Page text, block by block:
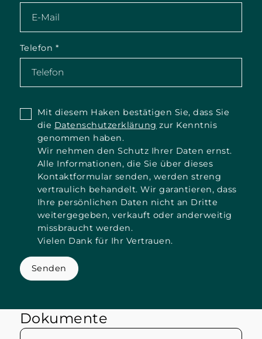
Telefon *
Mit diesem Haken bestätigen Sie, dass Sie
die Datenschutzerklärung zur Kenntnis
genommen haben.
Wir nehmen den Schutz Ihrer Daten ernst.
Alle Informationen, die Sie über dieses
Kontaktformular senden, werden streng
vertraulich behandelt. Wir garantieren, dass
Ihre persönlichen Daten nicht an Dritte
weitergegeben, verkauft oder anderweitig
missbraucht werden.
Vielen Dank für Ihr Vertrauen.
Senden
Dokumente